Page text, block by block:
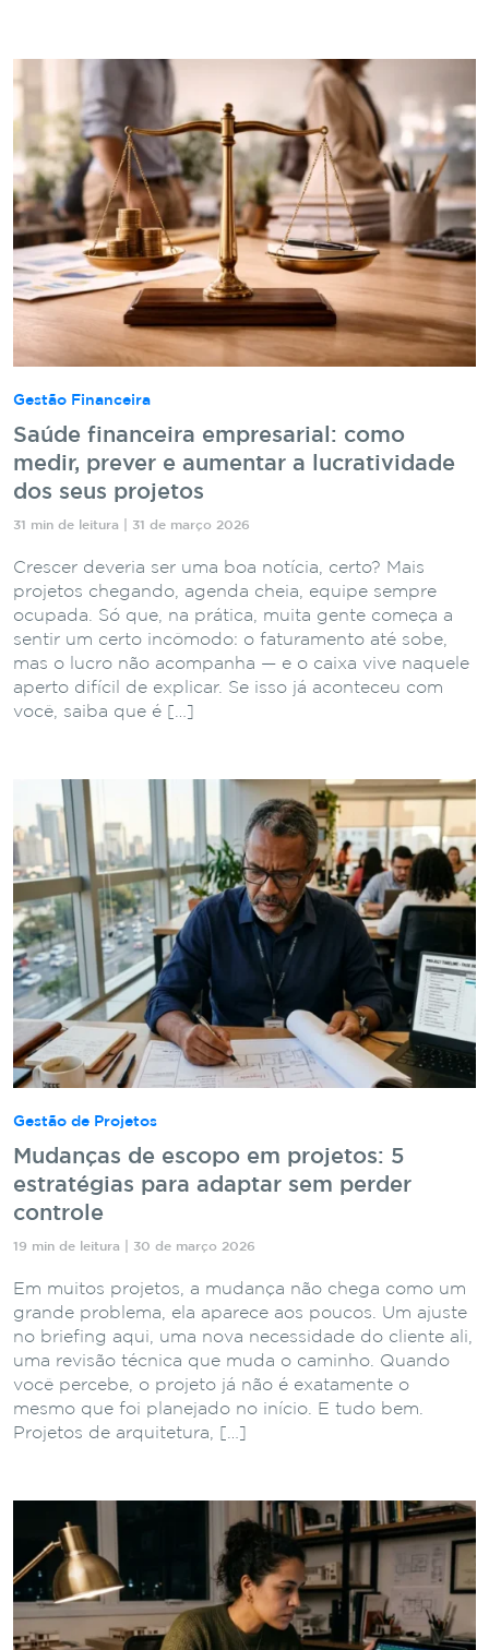
Gestão Financeira
Saúde financeira empresarial: como
medir, prever e aumentar a lucratividade
dos seus projetos
31 min de leitura | 31 de março 2026
Crescer deveria ser uma boa notícia, certo? Mais
projetos chegando, agenda cheia, equipe sempre
ocupada. Só que, na prática, muita gente começa a
sentir um certo incômodo: o faturamento até sobe,
mas o lucro não acompanha — e o caixa vive naquele
aperto difícil de explicar. Se isso já aconteceu com
você, saiba que é […]
Gestão de Projetos
Mudanças de escopo em projetos: 5
estratégias para adaptar sem perder
controle
19 min de leitura | 30 de março 2026
Em muitos projetos, a mudança não chega como um
grande problema, ela aparece aos poucos. Um ajuste
no briefing aqui, uma nova necessidade do cliente ali,
uma revisão técnica que muda o caminho. Quando
você percebe, o projeto já não é exatamente o
mesmo que foi planejado no início. E tudo bem.
Projetos de arquitetura, […]